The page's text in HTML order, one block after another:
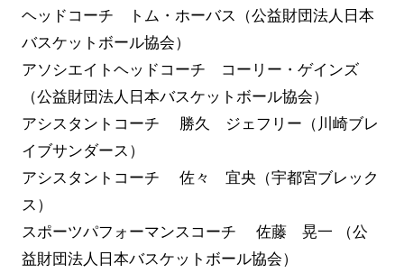
ヘッドコーチ トム・ホーバス（公益財団法人日本
バスケットボール協会）
アソシエイトヘッドコーチ コーリー・ゲインズ
（公益財団法人日本バスケットボール協会）
アシスタントコーチ 勝久 ジェフリー（川崎ブレ
イブサンダース）
アシスタントコーチ 佐々 宜央（宇都宮ブレック
ス）
スポーツパフォーマンスコーチ 佐藤 晃一 （公
益財団法人日本バスケットボール協会）